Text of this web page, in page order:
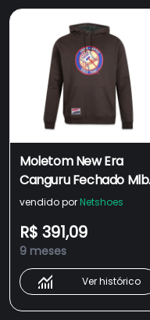
Moletom New Era
Canguru Fechado Mlb
New York Yankees
Masculino
vendido por Netshoes
R$ 391,09
9 meses
Ver histórico